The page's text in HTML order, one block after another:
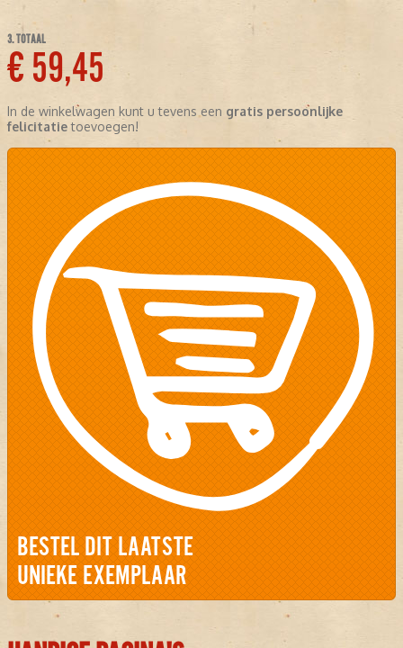
3. TOTAAL
€ 59,45
In de winkelwagen kunt u tevens een gratis persoonlijke
felicitatietoevoegen!
BESTEL DIT LAATSTE
UNIEKE EXEMPLAAR